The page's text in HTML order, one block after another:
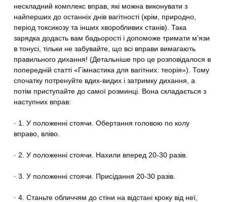
нескладний комплекс вправ, які можна виконувати з
найперших до останніх днів вагітності (крім, природно,
період токсикозу та інших хворобливих станів). Така
зарядка додасть вам бадьорості і допоможе тримати м'язи
в тонусі, тільки не забувайте, що всі вправи вимагають
правильного дихання! (Детальніше про це розповідалося в
попередній статті «Гімнастика для вагітних: теорія»). Тому
спочатку потренуйте вдих-видих і затримку дихання, а
потім приступайте до самої розминці. Вона складається з
наступних вправ:
· 1. У положенні стоячи. Обертання головою по колу
вправо, вліво.
· 2. У положенні стоячи. Нахили вперед 20-30 разів.
· 3. У положенні стоячи. Присідання 20-30 разів.
· 4. Станьте обличчям до стіни на відстані кроку від неї,